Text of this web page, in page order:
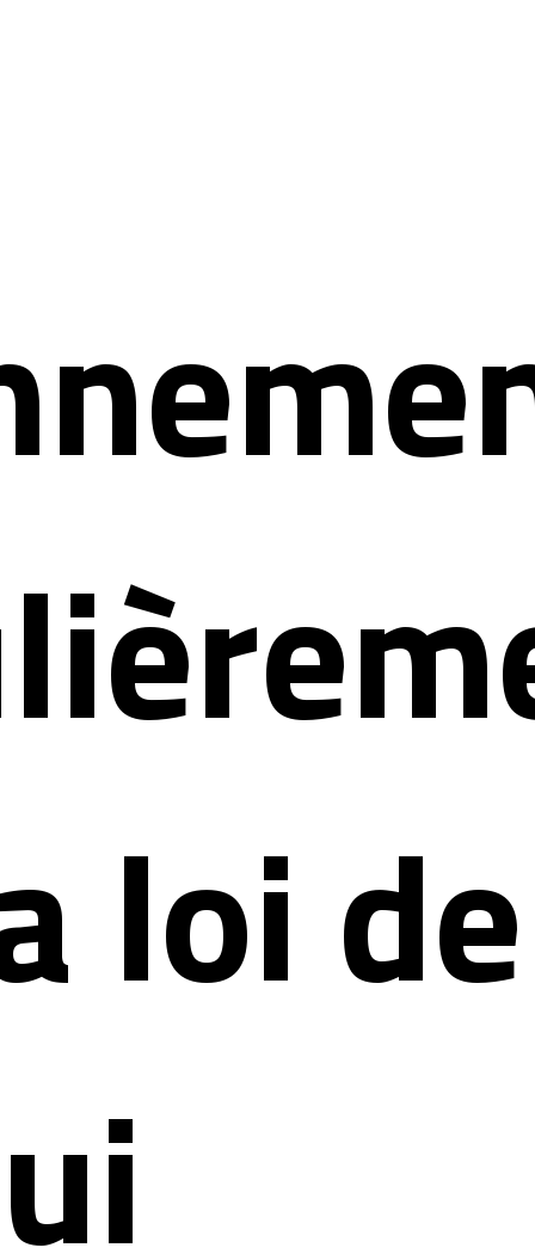
loi de